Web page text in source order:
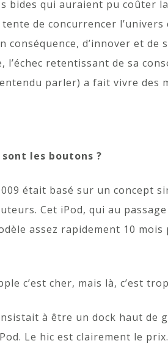
bides qui auraient pu coûter
de concurrencer
conséquence, d’innover et
l’échec retentissant de sa
parler) a fait vivre des
les boutons ?
était basé sur un concept
Cet iPod, qui au
assez rapidement 10 mois
c’est cher, mais là, c’est
à être un dock haut de
Le hic est clairement le